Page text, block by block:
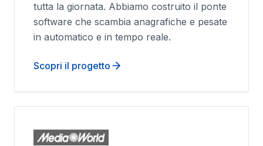
tutta la giornata. Abbiamo costruito il ponte
software che scambia anagrafiche e pesate
in automatico e in tempo reale.
Scopri il progetto